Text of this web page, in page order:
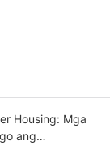
Housing: Mga
ang